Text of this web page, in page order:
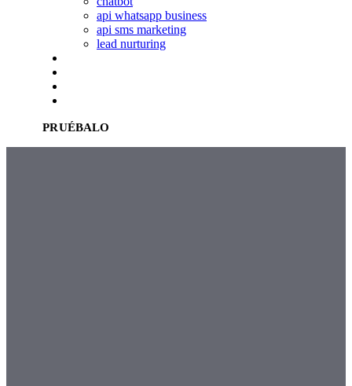
api whatsapp business
api sms marketing
lead nurturing
PRUÉBALO